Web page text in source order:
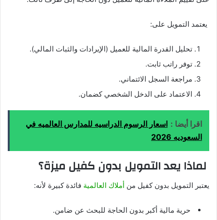
يعتمد التمويل على:
تحليل القدرة المالية للعميل (الإيرادات والثبات المالي).
توفر راتب ثابت.
مراجعة السجل الائتماني.
الاعتماد على الدخل الشخصي كضمان.
اقرا أيضا : اسعار الرسوم الدراسيه للمدارس العالميه في
السعوديه 2026
لماذا يعد التمويل بدون كفيل ميزة؟
يعتبر التمويل بدون كفيل من أملاك العالمية فائدة كبيرة لأنه:
حرية مالية أكبر بدون الحاجة للبحث عن ضامن.